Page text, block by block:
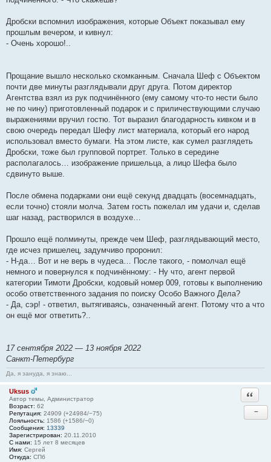
Дробски вспомнил изображения, которые Объект показывал ему
прошлым вечером, и кивнул:
- Очень хорошо!..
Прощание вышло несколько скомканным. Сначала Шеф с Объектом
почти две минуты разглядывали друг друга. Потом директор
Агентства взял из рук подчинённого (ему самому что-то нести было
не по чину) приготовленный подарок и с приличествующими случаю
выражениями вручил гостю. Тот выразил благодарность кивком и в
свою очередь передал Шефу лист материала, который его народ
использовал вместо бумаги. На этом листе, как сумел разглядеть
Дробски, тоже был групповой портрет. Только в середине
располагалось… изображение пришельца, а лицо Шефа было
сдвинуто выше.
После обмена подарками они ещё секунд двадцать (восемнадцать,
если точно) стояли молча. Затем гость пожелал им удачи и, сделав
шаг назад, растворился в воздухе…
Прошло ещё полминуты, прежде чем Шеф, разглядывающий место,
где исчез пришелец, задумчиво проронил:
- Н-да… Вот и не верь в чудеса… После такого, - помолчал ещё
немного и повернулся к подчинённому: - Ну что, агент первой
категории Тимоти Дробски, кодовый номер 009, готовы к выполнению
особо ответственного задания по поиску Особо Важного Дела?
- Да, сэр! - ответил, вытягиваясь, означенный агент. Потому что а что
он ещё мог ответить?..
17 сентября 2022 — 13 ноября 2022
Санкт-Петербург
Да, я зануда, я знаю...
Uksus
Автор темы, Администратор
Возраст: 62
Репутация: 24909 (+24984/−75)
Лояльность: 1586 (+1586/−0)
Сообщения: 13339
Зарегистрирован: 20.11.2010
С нами: 15 лет 8 месяцев
Имя: Сергей
Откуда: СПб
−